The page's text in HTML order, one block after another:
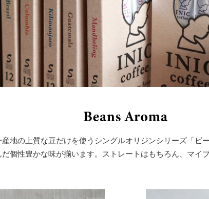
産地の上質な豆だけを使うシングルオリジンシリーズ「ビ
個性豊かな味が揃います。ストレートはもちろん、マイ